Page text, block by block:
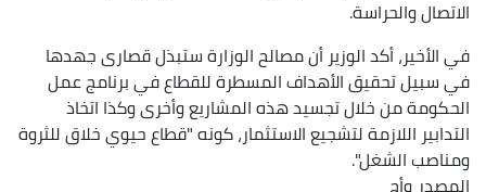
الاتصال والحراسة.
في الأخير، أكد الوزير أن مصالح الوزارة ستبذل قصارى جهدها
في سبيل تحقيق الأهداف المسطرة للقطاع في برنامج عمل
الحكومة من خلال تجسيد هذه المشاريع وأخرى وكذا اتخاذ
التدابير اللازمة لتشجيع الاستثمار، كونه "قطاع حيوي خلاق للثروة
ومناصب الشغل".
المصدروأج